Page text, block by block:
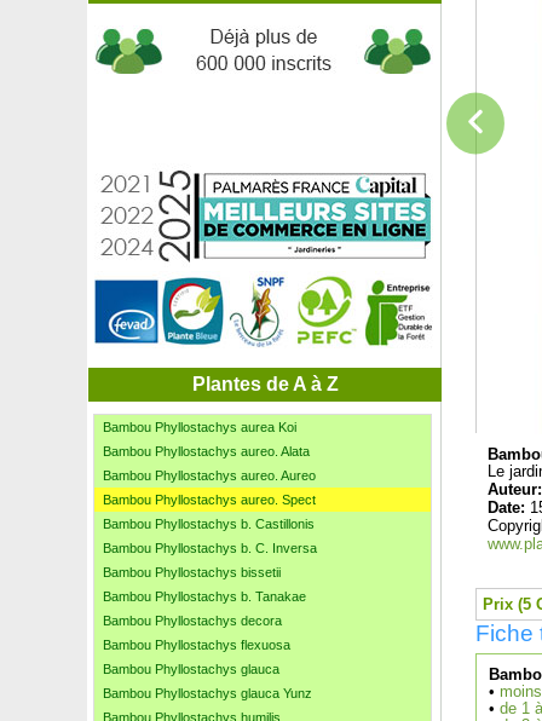
Plantes de A à Z
Bambou Fargesia robusta 'Formidable Wenchuan'
Bambou Fargesia robusta Pingwu
Bambou Hibano. tranquillans
Bambou Hibano. tranquillans Shiro.
Bambou Indocalamus latifolius
Bambou Metake
Bambou Metake Tsutsumiana
Bambou Moso
Bambou Phyllostachys atrovaginata
Bambou Phyllostachys aurea F. I.
Bambou Phyllostachys aurea H
Bambou Phyllostachys aurea Koi
Bambou Phyllostachys aureo. Alata
Bambou Phyllostachys aureo. Aureo
Bambou Phyllostachys aureo. Spect
Bambou Phyllostachys b. Castillonis
Bambou Phyllostachys b. C. Inversa
Bambou Phyllostachys bissetii
Bambou Phyllostachys b. Tanakae
Bambou Phyllostachys decora
Bambou Phyllostachys flexuosa
Bambou Phyllostachys glauca
Bambou Phyllostachys glauca Yunz
Bambou Phyllostachys humilis
Le
Auteur:
Date:
Prix (5
Fiche
•
• de 1